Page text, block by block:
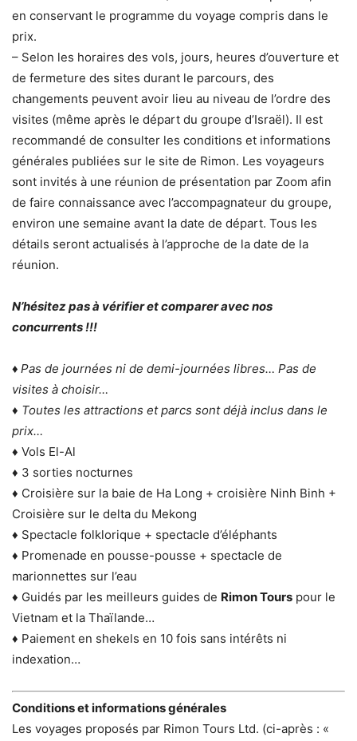
en conservant le programme du voyage compris dans le
prix.
– Selon les horaires des vols, jours, heures d’ouverture et
de fermeture des sites durant le parcours, des
changements peuvent avoir lieu au niveau de l’ordre des
visites (même après le départ du groupe d’Israël). Il est
recommandé de consulter les conditions et informations
générales publiées sur le site de Rimon. Les voyageurs
sont invités à une réunion de présentation par Zoom afin
de faire connaissance avec l’accompagnateur du groupe,
environ une semaine avant la date de départ. Tous les
détails seront actualisés à l’approche de la date de la
réunion.
N’hésitez pas à vérifier et comparer avec nos
concurrents !!!
♦ Pas de journées ni de demi-journées libres… Pas de
visites à choisir…
♦ Toutes les attractions et parcs sont déjà inclus dans le
prix…
♦ Vols El-Al
♦ 3 sorties nocturnes
♦ Croisière sur la baie de Ha Long + croisière Ninh Binh +
Croisière sur le delta du Mekong
♦ Spectacle folklorique + spectacle d’éléphants
♦ Promenade en pousse-pousse + spectacle de
marionnettes sur l’eau
♦ Guidés par les meilleurs guides de Rimon Tours pour le
Vietnam et la Thaïlande…
♦ Paiement en shekels en 10 fois sans intérêts ni
indexation…
Conditions et informations générales
Les voyages proposés par Rimon Tours Ltd. (ci-après : «